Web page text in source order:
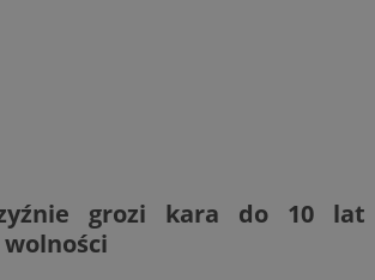
grozi kara do 10 lat